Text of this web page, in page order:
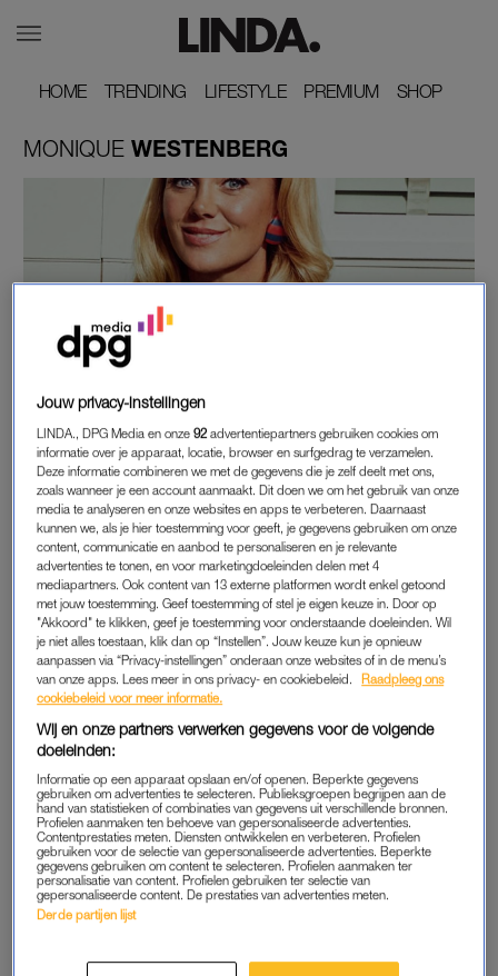
HOME
HOME TRENDING
TRENDING LIFESTYLE
LIFESTYLE PREMIUM
PREMIUM SHOP
SHOP
MONIQUE WESTENBERG
LEKKER LOEREN
9 JAAR OUD EN NU AL GOED IN RAPPEN: DRÉ
LAAT ZIEN WAT HIJ KAN
BEKEND
Monique Westenberg ging in
therapie met zoontje Dré
BEETJE BIJBLIJVEN
Monique Westenberg over
ADHD-medicatie voor zoon
Dré (9): 'Ik heb huilend 'ja'
gezegd'
ADVERTORIAL
Praten, lachen én bewegen:
dit event doorbreekt het
taboe rondom urineverlies –
en jij kunt daarbij zijn
OH, JA JOH?
Monique Westenberg kijkt
ernaar uit om André Hazes'
'Lijkt me een leuke meid'
LEKKER LOEREN
Monique Westenberg blikt
met foto's terug op
zwangerschap: 'Zie mezelf
alleen maar 'dik''
BEETJE BIJBLIJVEN
Monique Westenberg hoopt
op beter jaar: 'Veel verdriet
en stress gehad'
ADVERTORIAL
Jolanda reisde naar een
HEFTIG
Jouw privacy-instellingen
LINDA., DPG Media en onze92 advertentiepartners gebruiken cookies om
informatie over je apparaat, locatie, browser en surfgedrag te verzamelen.
Deze informatie combineren we met de gegevens die je zelf deelt met ons,
zoals wanneer je een account aanmaakt. Dit doen we om het gebruik van onze
media te analyseren en onze websites en apps te verbeteren. Daarnaast
kunnen we, als je hier toestemming voor geeft, je gegevens gebruiken om onze
content, communicatie en aanbod te personaliseren en je relevante
advertenties te tonen, en voor marketingdoeleinden delen met 4
mediapartners. Ook content van 13 externe platformen wordt enkel getoond
met jouw toestemming. Geef toestemming of stel je eigen keuze in. Door op
"Akkoord" te klikken, geef je toestemming voor onderstaande doeleinden. Wil
je niet alles toestaan, klik dan op “Instellen”. Jouw keuze kun je opnieuw
aanpassen via “Privacy-instellingen” onderaan onze websites of in de menu’s
van onze apps. Lees meer in ons privacy- en cookiebeleid.
Raadpleeg ons
cookiebeleid voor meer informatie.
Wij en onze partners verwerken gegevens voor de volgende
doeleinden:
Informatie op een apparaat opslaan en/of openen. Beperkte gegevens
gebruiken om advertenties te selecteren. Publieksgroepen begrijpen aan de
hand van statistieken of combinaties van gegevens uit verschillende bronnen.
Profielen aanmaken ten behoeve van gepersonaliseerde advertenties.
Contentprestaties meten. Diensten ontwikkelen en verbeteren. Profielen
gebruiken voor de selectie van gepersonaliseerde advertenties. Beperkte
gegevens gebruiken om content te selecteren. Profielen aanmaken ter
personalisatie van content. Profielen gebruiken ter selectie van
gepersonaliseerde content. De prestaties van advertenties meten.
Derde partijen lijst